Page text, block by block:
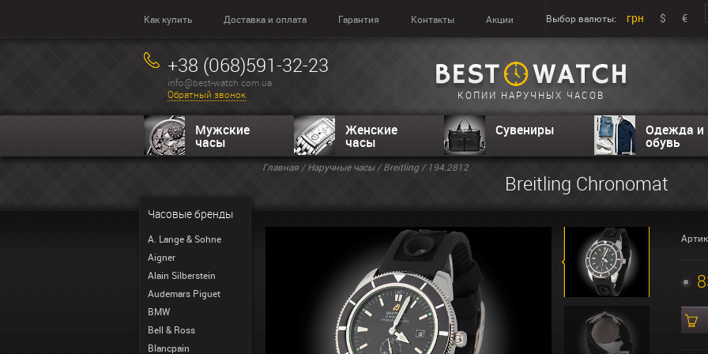
Как купить Доставка и оплата Гарантия Контакты Акции Выбор валюты: грн $ €
+38 (068)591-32-23
info@best-watch.com.ua
Обратный звонок
КОПИИ НАРУЧНЫХ ЧАСОВ
Мужские
часы
Женские
часы
Сувениры Одежда и
обувь
Часовые бренды
A. Lange & Sohne
Aigner
Alain Silberstein
Audemars Piguet
BMW
Bell & Ross
Blancpain
Главная/Наручные часы/Breitling/ 194.2812
Breitling Chronomat